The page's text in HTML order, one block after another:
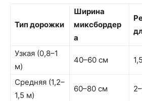
Тип дорожки
Ширина
миксбордер
а
Узкая (0,8–1
м)
40–60 см
Средняя (1,2–
1,5 м)
60–80 см